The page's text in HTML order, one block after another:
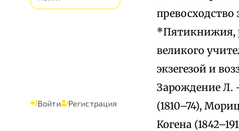
Войти Регистрация
*Пятикнижия,
великого
экзегезой и
Зарождение Л.
(1810–74),
Когена